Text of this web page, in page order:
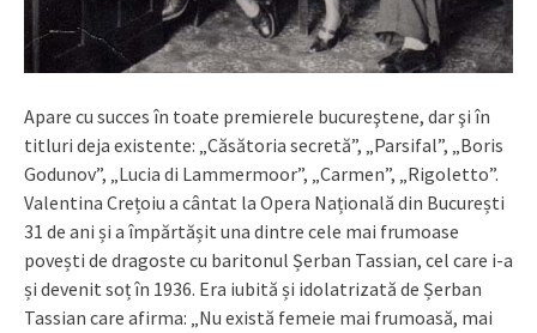
Apare cu succes în toate premierele bucureştene, dar şi în
titluri deja existente: „Căsătoria secretă”, „Parsifal”, „Boris
Godunov”, „Lucia di Lammermoor”, „Carmen”, „Rigoletto”.
Valentina Crețoiu a cântat la Opera Națională din București
31 de ani și a împărtășit una dintre cele mai frumoase
povești de dragoste cu baritonul Șerban Tassian, cel care i-a
și devenit soț în 1936. Era iubită și idolatrizată de Șerban
Tassian care afirma: „Nu există femeie mai frumoasă, mai